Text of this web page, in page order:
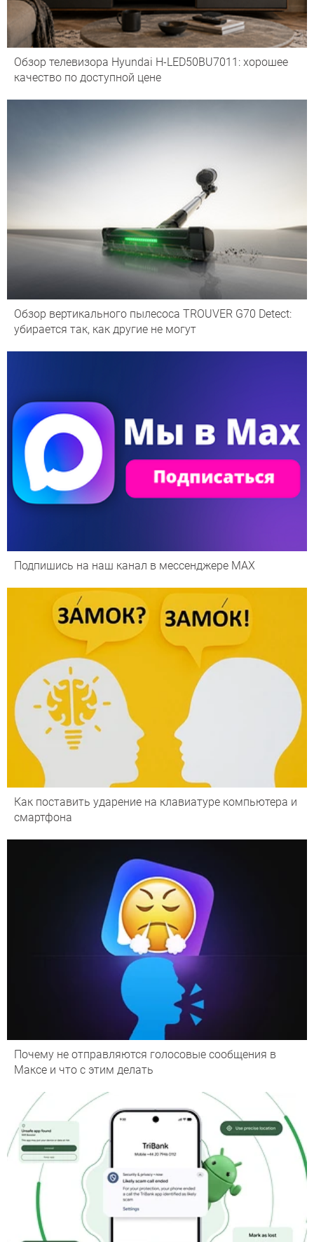
Обзор телевизора Hyundai H-LED50BU7011: хорошее
качество по доступной цене
Обзор вертикального пылесоса TROUVER G70 Detect:
убирается так, как другие не могут
Подпишись на наш канал в мессенджере МАХ
Как поставить ударение на клавиатуре компьютера и
смартфона
Почему не отправляются голосовые сообщения в
Максе и что с этим делать